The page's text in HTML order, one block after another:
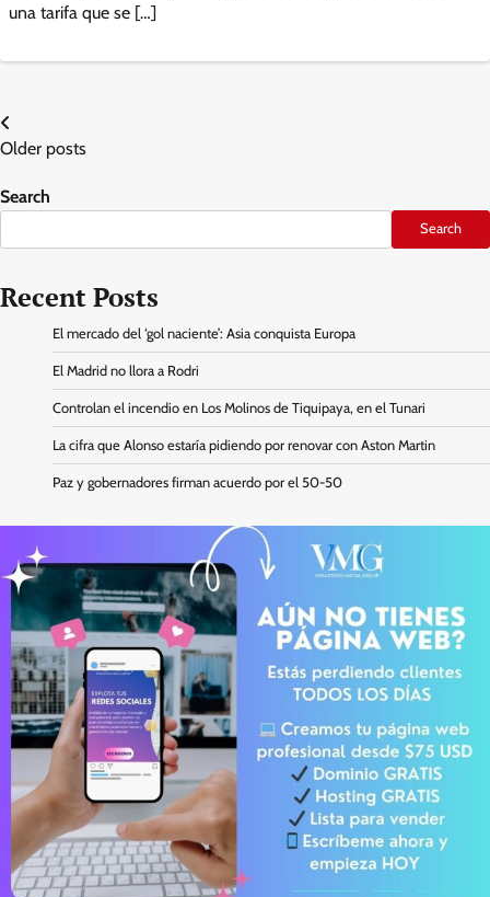
una tarifa que se […]
Posts
navigation
Older posts
Search
Search
Recent Posts
El mercado del ‘gol naciente’: Asia conquista Europa
El Madrid no llora a Rodri
Controlan el incendio en Los Molinos de Tiquipaya, en el Tunari
La cifra que Alonso estaría pidiendo por renovar con Aston Martin
Paz y gobernadores firman acuerdo por el 50-50